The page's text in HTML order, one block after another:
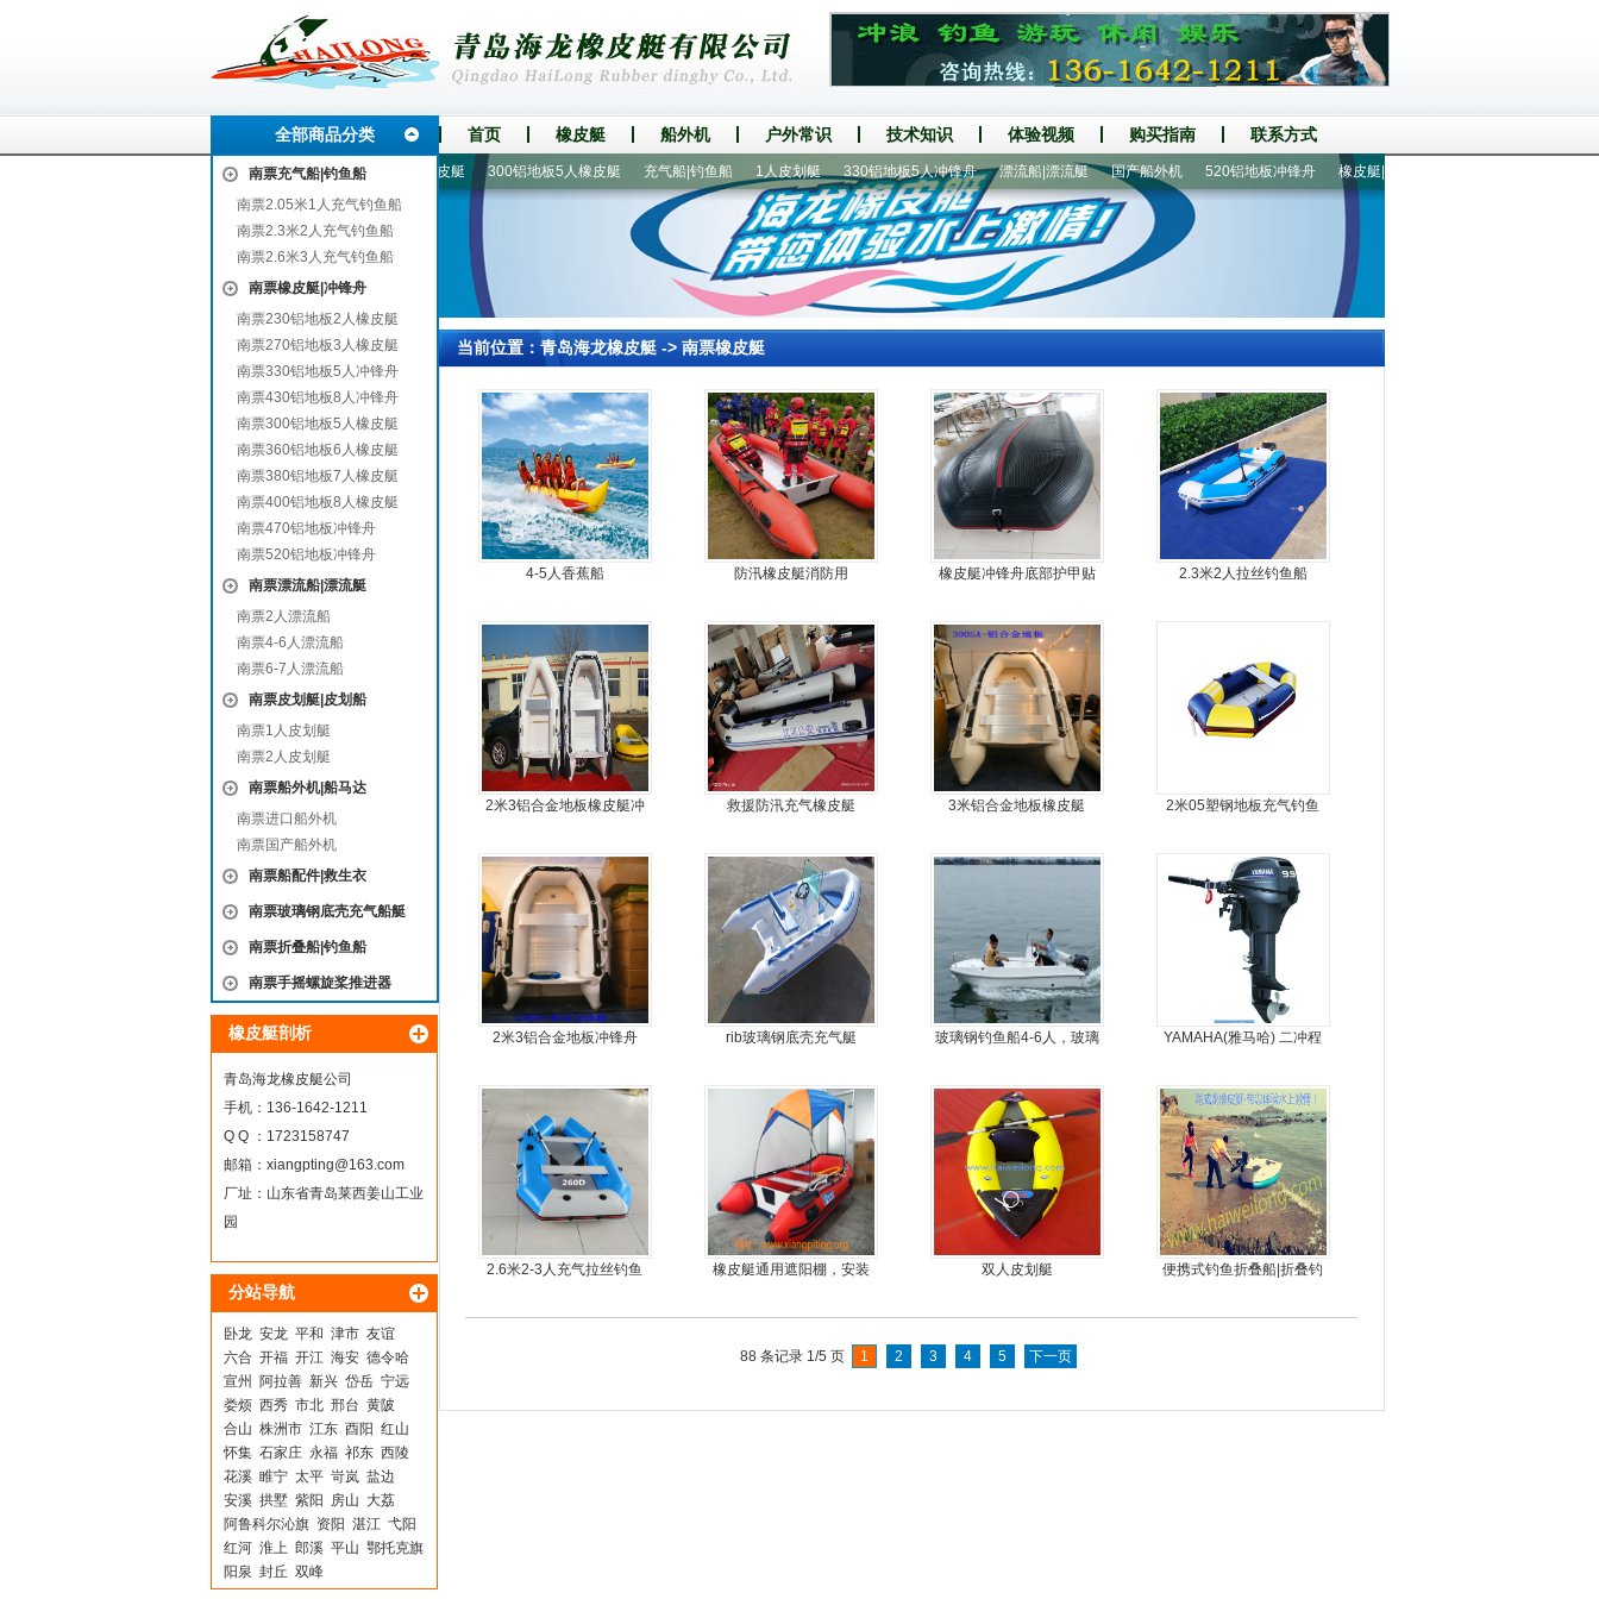
全部商品分类 首页 橡皮艇 船外机 户外常识 技术知识 体验视频 购买指南 联系方式
南票充气船|钓鱼船
南票2.05米1人充气钓鱼船
南票2.3米2人充气钓鱼船
南票2.6米3人充气钓鱼船
南票橡皮艇|冲锋舟
南票230铝地板2人橡皮艇
南票270铝地板3人橡皮艇
南票330铝地板5人冲锋舟
南票430铝地板8人冲锋舟
南票300铝地板5人橡皮艇
南票360铝地板6人橡皮艇
南票380铝地板7人橡皮艇
南票400铝地板8人橡皮艇
南票470铝地板冲锋舟
南票520铝地板冲锋舟
南票漂流船|漂流艇
南票2人漂流船
南票4-6人漂流船
南票6-7人漂流船
南票皮划艇|皮划船
南票1人皮划艇
南票2人皮划艇
南票船外机|船马达
南票进口船外机
南票国产船外机
南票船配件|救生衣
南票玻璃钢底壳充气船艇
南票折叠船|钓鱼船
南票手摇螺旋桨推进器
橡皮艇剖析
青岛海龙橡皮艇公司
手机：136-1642-1211
Q Q ：1723158747
邮箱： xiangpting@163.com
厂址：山东省青岛莱西姜山工业
园
分站导航
卧龙 安龙 平和 津市 友谊
六合 开福 开江 海安 德令哈
宣州
阿拉善 新兴 岱岳 宁远
娄烦 西秀 市北 邢台 黄陂
合山 株洲市 江东 酉阳 红山
怀集 石家庄 永福 祁东 西陵
花溪 睢宁 太平 岢岚 盐边
安溪 拱墅 紫阳 房山 大荔
阿鲁科尔沁旗 资阳 湛江 弋阳
红河 淮上 郎溪 平山 鄂托克旗
阳泉 封丘 双峰
4-6人漂流船 270铝地板3人橡皮艇 300铝地板5人橡皮艇 充气船|钓鱼船 1人皮划艇 330铝地板5人冲锋舟 漂流船|漂流艇 国产船外机 520铝地板冲锋舟 橡皮艇|冲锋舟
当前位置： 青岛海龙橡皮艇-> 南票橡皮艇
4-5人香蕉船 防汛橡皮艇消防用
橡皮艇冲锋舟底部护甲贴
2.3米2人拉丝钓鱼船
2米3铝合金地板橡皮艇冲
救援防汛充气橡皮艇 3米铝合金地板橡皮艇
2米05塑钢地板充气钓鱼
2米3铝合金地板冲锋舟 rib玻璃钢底壳充气艇
玻璃钢钓鱼船4-6人，玻璃
4.3米前操
YAMAHA(雅马哈) 二冲程
2.6米2-3人充气拉丝钓鱼
橡皮艇通用遮阳棚，安装
双人皮划艇
便携式钓鱼折叠船|折叠钓
88 条记录 1/5 页 1 2 3 4 5 下一页